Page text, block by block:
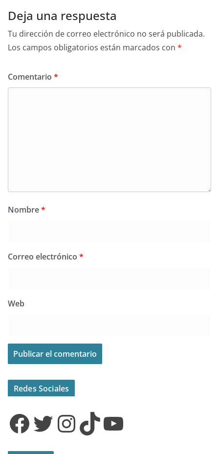
Deja una respuesta
Tu dirección de correo electrónico no será publicada.
Los campos obligatorios están marcados con *
Comentario *
Nombre*
Correo electrónico *
Web
Redes Sociales
Facebook Twitter InstagramTikTok YouTube